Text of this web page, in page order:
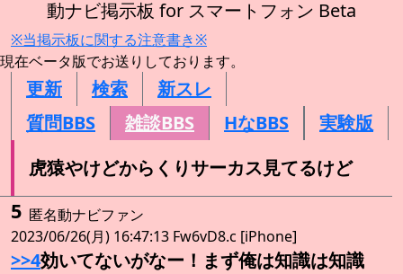
動ナビ掲示板 for スマートフォン Beta
※当掲示板に関する注意書き※
現在ベータ版でお送りしております。
更新 検索
新スレ
質問BBS
雑談BBS HなBBS
実験版
虎猿やけどからくりサーカス見てるけど
5 匿名動ナビファン
2023/06/26(月) 16:47:13 Fw6vD8.c [iPhone]
>>4効いてないがなー！まず俺は知識は知識